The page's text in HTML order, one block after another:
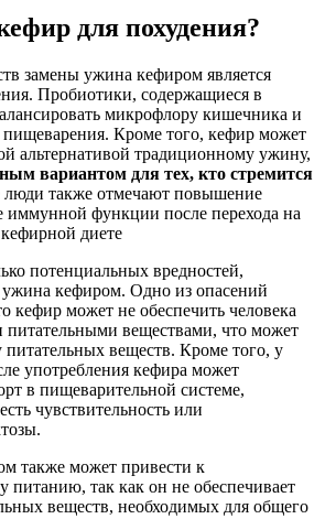
для похудения?
замены ужина кефиром является
Пробиотики, содержащиеся в
микрофлору кишечника и
пищеварения. Кроме того, кефир может
альтернативой традиционному ужину,
вариантом для тех, кто стремится
люди также отмечают повышение
иммунной функции после перехода на
потенциальных вредностей,
ужина кефиром. Одно из опасений
кефир может не обеспечить человека
веществами, что может
веществ. Кроме того, у
употребления кефира может
в пищеварительной системе,
чувствительность или
также может привести к
питанию, так как он не обеспечивает
веществ, необходимых для общего